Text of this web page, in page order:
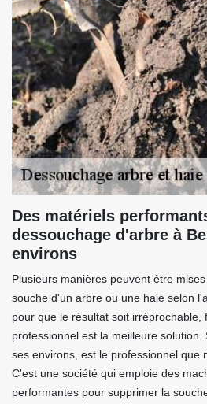
Des matériels
dessouchage d'arbre à
environs
Plusieurs manières peuvent être
souche d'un arbre ou une haie selon
pour que le résultat soit irréprochable,
professionnel est la meilleure
ses environs, est le professionnel que
C'est une société qui emploie des
performantes pour supprimer la